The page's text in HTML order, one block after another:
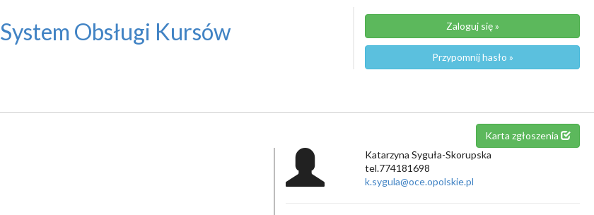
System Obsługi Kursów Zaloguj się »
Przypomnij hasło »
Karta zgłoszenia
Katarzyna Syguła-Skorupska
tel.774181698
k.sygula@oce.opolskie.pl